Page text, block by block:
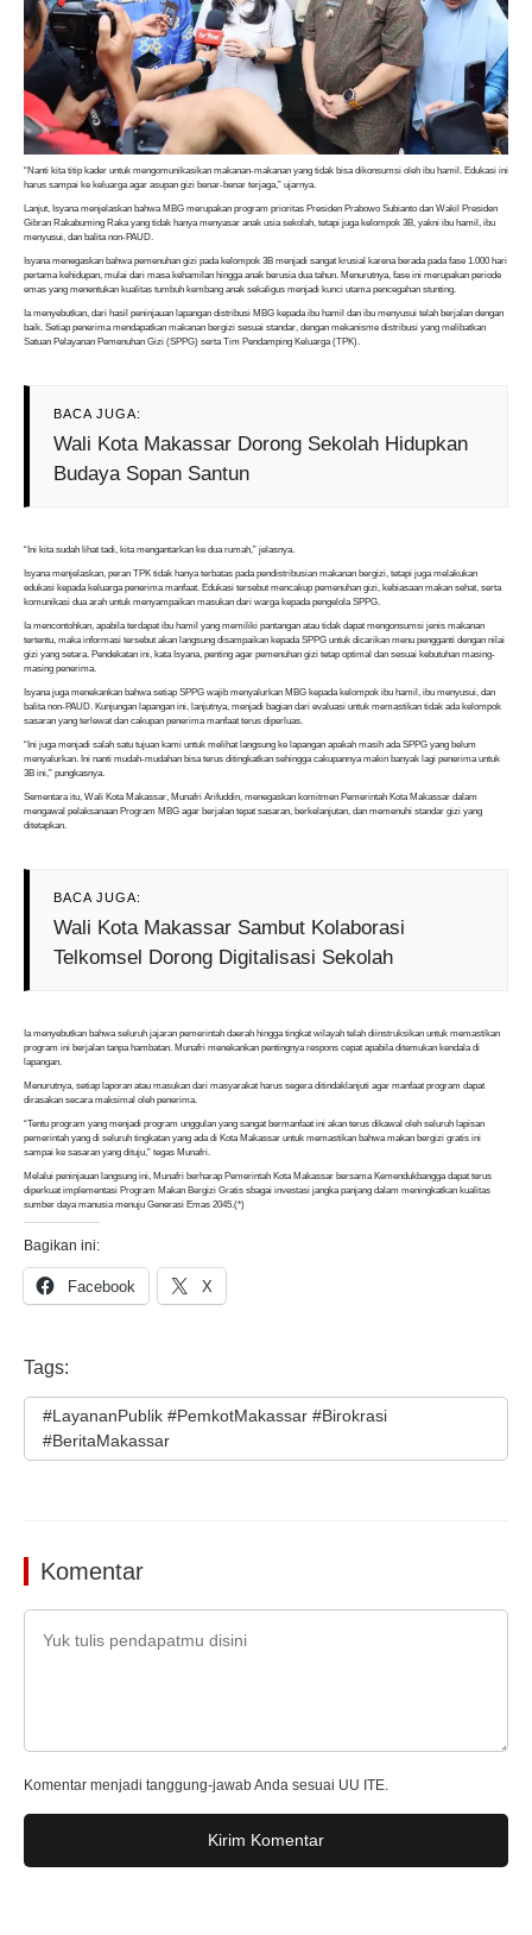
“Nanti kita titip kader untuk mengomunikasikan makanan-makanan yang tidak bisa dikonsumsi oleh ibu hamil. Edukasi ini
harus sampai ke keluarga agar asupan gizi benar-benar terjaga,” ujarnya.
Lanjut, Isyana menjelaskan bahwa MBG merupakan program prioritas Presiden Prabowo Subianto dan Wakil Presiden
Gibran Rakabuming Raka yang tidak hanya menyasar anak usia sekolah, tetapi juga kelompok 3B, yakni ibu hamil, ibu
menyusui, dan balita non-PAUD.
Isyana menegaskan bahwa pemenuhan gizi pada kelompok 3B menjadi sangat krusial karena berada pada fase 1.000 hari
pertama kehidupan, mulai dari masa kehamilan hingga anak berusia dua tahun. Menurutnya, fase ini merupakan periode
emas yang menentukan kualitas tumbuh kembang anak sekaligus menjadi kunci utama pencegahan stunting.
Ia menyebutkan, dari hasil peninjauan lapangan distribusi MBG kepada ibu hamil dan ibu menyusui telah berjalan dengan
baik. Setiap penerima mendapatkan makanan bergizi sesuai standar, dengan mekanisme distribusi yang melibatkan
Satuan Pelayanan Pemenuhan Gizi (SPPG) serta Tim Pendamping Keluarga (TPK).
BACA JUGA:
Wali Kota Makassar Dorong Sekolah Hidupkan
Budaya Sopan Santun
“Ini kita sudah lihat tadi, kita mengantarkan ke dua rumah,” jelasnya.
Isyana menjelaskan, peran TPK tidak hanya terbatas pada pendistribusian makanan bergizi, tetapi juga melakukan
edukasi kepada keluarga penerima manfaat. Edukasi tersebut mencakup pemenuhan gizi, kebiasaan makan sehat, serta
komunikasi dua arah untuk menyampaikan masukan dari warga kepada pengelola SPPG.
Ia mencontohkan, apabila terdapat ibu hamil yang memiliki pantangan atau tidak dapat mengonsumsi jenis makanan
tertentu, maka informasi tersebut akan langsung disampaikan kepada SPPG untuk dicarikan menu pengganti dengan nilai
gizi yang setara. Pendekatan ini, kata Isyana, penting agar pemenuhan gizi tetap optimal dan sesuai kebutuhan masing-
masing penerima.
Isyana juga menekankan bahwa setiap SPPG wajib menyalurkan MBG kepada kelompok ibu hamil, ibu menyusui, dan
balita non-PAUD. Kunjungan lapangan ini, lanjutnya, menjadi bagian dari evaluasi untuk memastikan tidak ada kelompok
sasaran yang terlewat dan cakupan penerima manfaat terus diperluas.
“Ini juga menjadi salah satu tujuan kami untuk melihat langsung ke lapangan apakah masih ada SPPG yang belum
menyalurkan. Ini nanti mudah-mudahan bisa terus ditingkatkan sehingga cakupannya makin banyak lagi penerima untuk
3B ini,” pungkasnya.
Sementara itu, Wali Kota Makassar, Munafri Arifuddin, menegaskan komitmen Pemerintah Kota Makassar dalam
mengawal pelaksanaan Program MBG agar berjalan tepat sasaran, berkelanjutan, dan memenuhi standar gizi yang
ditetapkan.
BACA JUGA:
Wali Kota Makassar Sambut Kolaborasi
Telkomsel Dorong Digitalisasi Sekolah
Ia menyebutkan bahwa seluruh jajaran pemerintah daerah hingga tingkat wilayah telah diinstruksikan untuk memastikan
program ini berjalan tanpa hambatan. Munafri menekankan pentingnya respons cepat apabila ditemukan kendala di
lapangan.
Menurutnya, setiap laporan atau masukan dari masyarakat harus segera ditindaklanjuti agar manfaat program dapat
dirasakan secara maksimal oleh penerima.
“Tentu program yang menjadi program unggulan yang sangat bermanfaat ini akan terus dikawal oleh seluruh lapisan
pemerintah yang di seluruh tingkatan yang ada di Kota Makassar untuk memastikan bahwa makan bergizi gratis ini
sampai ke sasaran yang dituju,” tegas Munafri.
Melalui peninjauan langsung ini, Munafri berharap Pemerintah Kota Makassar bersama Kemendukbangga dapat terus
diperkuat implementasi Program Makan Bergizi Gratis sbagai investasi jangka panjang dalam meningkatkan kualitas
sumber daya manusia menuju Generasi Emas 2045.(*)
Bagikan ini:
Facebook X
Tags:
#LayananPublik #PemkotMakassar #Birokrasi
#BeritaMakassar
Komentar
Komentar menjadi tanggung-jawab Anda sesuai UU ITE.
Kirim Komentar